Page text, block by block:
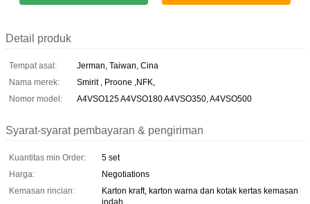
Detail produk
Tempat asal:
Jerman, Taiwan, Cina
Nama merek:
Smirit , Proone ,NFK,
Nomor model:
A4VSO125 A4VSO180 A4VSO350, A4VSO500
Syarat-syarat pembayaran & pengiriman
Kuantitas min Order:
5 set
Harga:
Negotiations
Kemasan rincian:
Karton kraft, karton warna dan kotak kertas kemasan
indah